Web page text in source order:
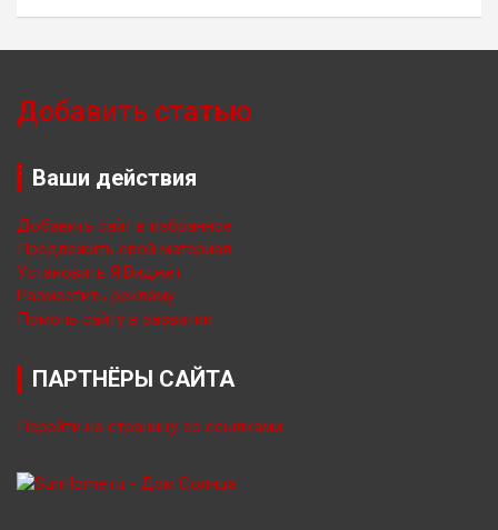
Добавить статью
Ваши действия
Добавить сайт в избранное
Предложить свой материал
Установить Я.Виджет
Разместить рекламу
Помочь сайту в развитии
ПАРТНЁРЫ САЙТА
Перейти на страницу со ссылками